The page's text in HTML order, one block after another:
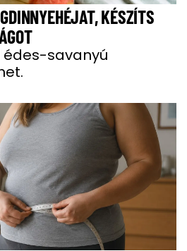
KÉSZÍTS
édes-savanyú